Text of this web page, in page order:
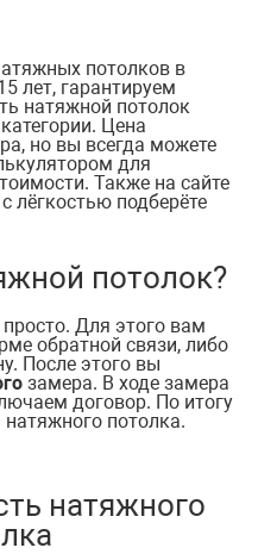
потолков в
лет, гарантируем
натяжной потолок
Цена
но вы всегда можете
для
Также на сайте
лёгкостью подберёте
потолок?
Для этого вам
обратной связи, либо
После этого вы
замера. В ходе замера
договор. По итогу
потолка.
натяжного